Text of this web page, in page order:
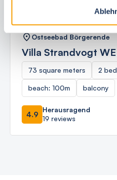
Ostseebad Börgerende
Villa Strandvogt
73 square meters 2
beach: 100m balcony
4.9
Herausragend
19 reviews